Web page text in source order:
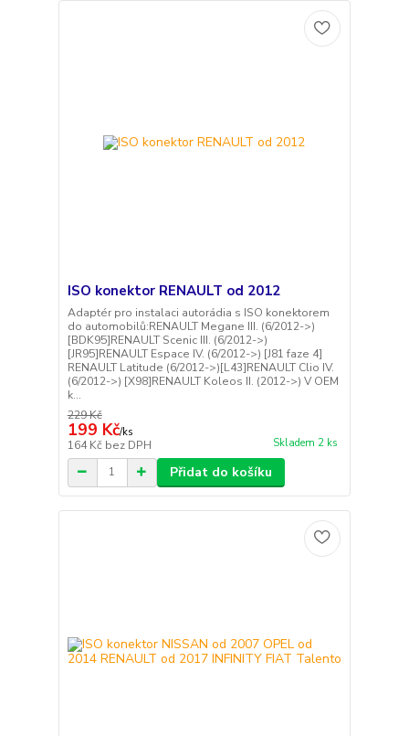
ISO konektor RENAULT od 2012
Adaptér pro instalaci autorádia s ISO konektorem
do automobilů:RENAULT Megane III. (6/2012->)
[BDK95]RENAULT Scenic III. (6/2012->)
[JR95]RENAULT Espace IV. (6/2012->) [J81 faze 4]
RENAULT Latitude (6/2012->)[L43]RENAULT Clio IV.
(6/2012->) [X98]RENAULT Koleos II. (2012->) V OEM
k...
229 Kč
199 Kč/ks
164 Kč bez DPH Skladem 2 ks
Přidat do košíku